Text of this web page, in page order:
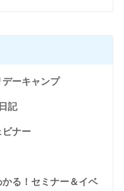
ーキャンプ
記
ビナー
る！セミナー＆イベ